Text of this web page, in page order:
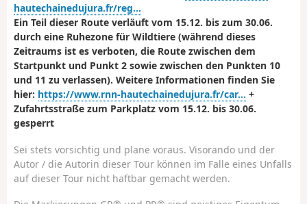
hautechainedujura.fr/reg...
Ein Teil dieser Route verläuft vom 15.12. bis zum 30.06.
durch eine Ruhezone für Wildtiere (während dieses
Zeitraums ist es verboten, die Route zwischen dem
Startpunkt und Punkt 2 sowie zwischen den Punkten 10
und 11 zu verlassen). Weitere Informationen finden Sie
hier: https://www.rnn-hautechainedujura.fr/car... +
Zufahrtsstraße zum Parkplatz vom 15.12. bis 30.06.
gesperrt
Sei stets vorsichtig und plane voraus. Visorando und der
Autor / die Autorin dieser Tour können im Falle eines Unfalls
auf dieser Tour nicht haftbar gemacht werden.